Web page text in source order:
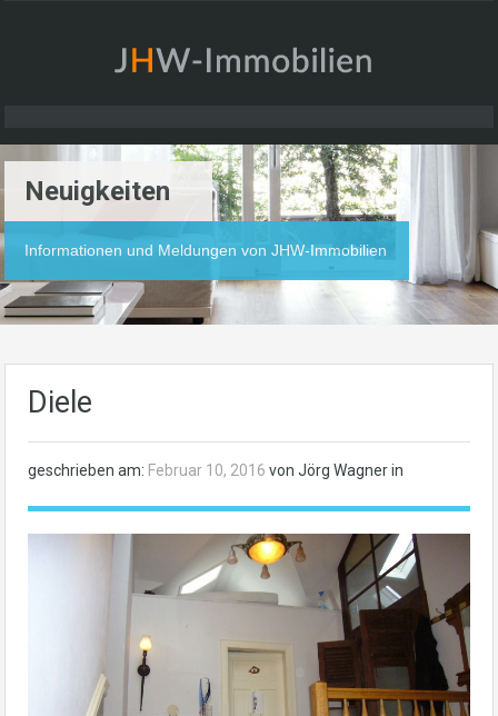
Neuigkeiten
Informationen und Meldungen von JHW-Immobilien
Diele
geschrieben am: Februar 10, 2016 von Jörg Wagner in